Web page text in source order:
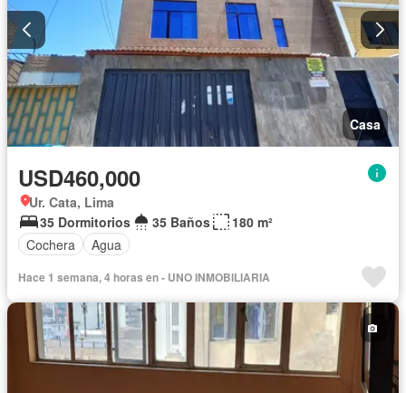
Casa
USD460,000
Ur. Cata, Lima
35 Dormitorios
35 Baños
180 m²
Cochera
Agua
Hace 1 semana, 4 horas en - UNO INMOBILIARIA